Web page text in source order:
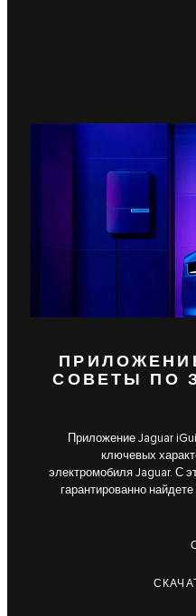
ПРИЛОЖЕНИЕ
СОВЕТЫ ПО
Приложение Jaguar
ключевых
электромобиля Jaguar. С
гарантированно